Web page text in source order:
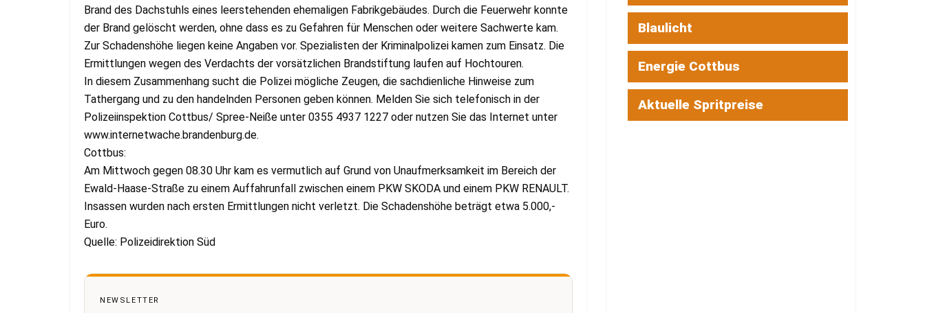
Brand des Dachstuhls eines leerstehenden ehemaligen Fabrikgebäudes. Durch die Feuerwehr konnte
der Brand gelöscht werden, ohne dass es zu Gefahren für Menschen oder weitere Sachwerte kam.
Zur Schadenshöhe liegen keine Angaben vor. Spezialisten der Kriminalpolizei kamen zum Einsatz. Die
Ermittlungen wegen des Verdachts der vorsätzlichen Brandstiftung laufen auf Hochtouren.
In diesem Zusammenhang sucht die Polizei mögliche Zeugen, die sachdienliche Hinweise zum
Tathergang und zu den handelnden Personen geben können. Melden Sie sich telefonisch in der
Polizeiinspektion Cottbus/ Spree-Neiße unter 0355 4937 1227 oder nutzen Sie das Internet unter
www.internetwache.brandenburg.de.
Cottbus:
Am Mittwoch gegen 08.30 Uhr kam es vermutlich auf Grund von Unaufmerksamkeit im Bereich der
Ewald-Haase-Straße zu einem Auffahrunfall zwischen einem PKW SKODA und einem PKW RENAULT.
Insassen wurden nach ersten Ermittlungen nicht verletzt. Die Schadenshöhe beträgt etwa 5.000,-
Euro.
Quelle: Polizeidirektion Süd
NEWSLETTER
Blaulicht
Energie Cottbus
Aktuelle Spritpreise